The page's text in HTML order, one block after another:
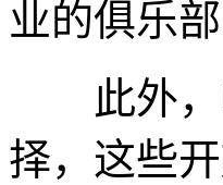
业的俱乐
此外，
择，这些